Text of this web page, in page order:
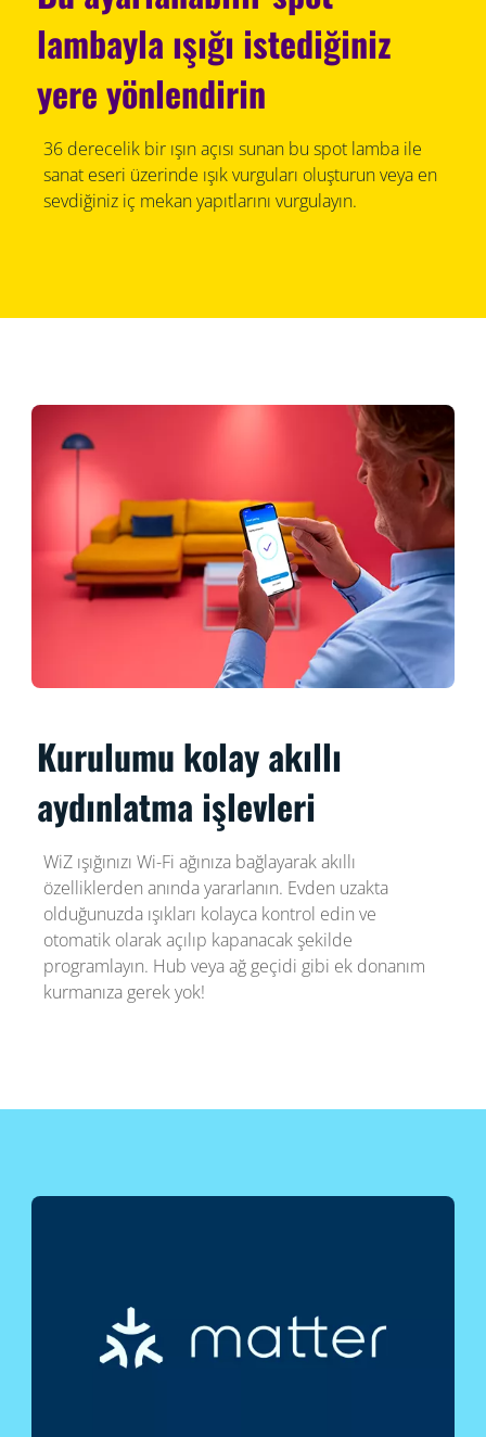
lambayla ışığı istediğiniz
yere yönlendirin
36 derecelik bir ışın açısı sunan bu spot lamba ile
sanat eseri üzerinde ışık vurguları oluşturun veya en
sevdiğiniz iç mekan yapıtlarını vurgulayın.
Kurulumu kolay akıllı
aydınlatma işlevleri
WiZ ışığınızı Wi-Fi ağınıza bağlayarak akıllı
özelliklerden anında yararlanın. Evden uzakta
olduğunuzda ışıkları kolayca kontrol edin ve
otomatik olarak açılıp kapanacak şekilde
programlayın. Hub veya ağ geçidi gibi ek donanım
kurmanıza gerek yok!